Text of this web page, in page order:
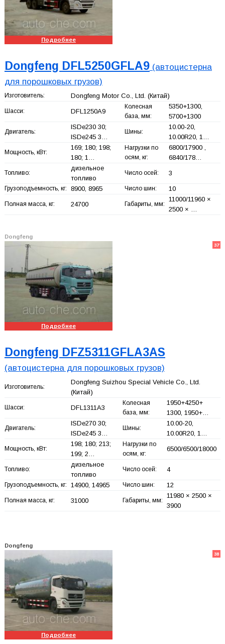
Подробнее
Dongfeng DFL5250GFLA9(автоцистерна
для порошковых грузов)
Изготовитель: Dongfeng Motor Co., Ltd. (Китай)
Шасси: DFL1250A9
Колесная
база, мм:
5350+1300,
5700+1300
Двигатель:
ISDe230 30;
ISDe245 3…
Шины:
10.00-20,
10.00R20, 1…
Мощность, кВт:
169; 180; 198;
180; 1…
Нагрузки по
осям, кг:
6800/17900 ,
6840/178…
Топливо:
дизельное
топливо
Число осей: 3
Грузоподъемность, кг: 8900, 8965 Число шин: 10
Полная масса, кг: 24700 Габариты, мм:
11000/11960 ×
2500 × …
Dongfeng
37
Подробнее
Dongfeng DFZ5311GFLA3AS
(автоцистерна для порошковых грузов)
Изготовитель:
Dongfeng Suizhou Special Vehicle Co., Ltd.
(Китай)
Шасси: DFL1311A3
Колесная
база, мм:
1950+4250+
1300, 1950+…
Двигатель:
ISDe270 30;
ISDe245 3…
Шины:
10.00-20,
10.00R20, 1…
Мощность, кВт:
198; 180; 213;
199; 2…
Нагрузки по
осям, кг:
6500/6500/18000
Топливо:
дизельное
топливо
Число осей: 4
Грузоподъемность, кг: 14900, 14965 Число шин: 12
Полная масса, кг: 31000 Габариты, мм:
11980 × 2500 ×
3900
Dongfeng
38
Подробнее